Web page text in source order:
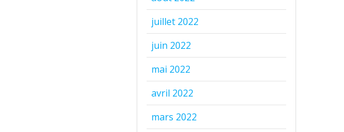
juillet 2022
juin 2022
mai 2022
avril 2022
mars 2022